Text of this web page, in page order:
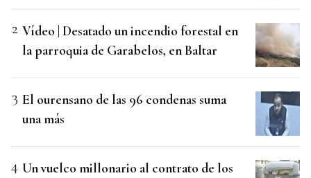
Vídeo | Desatado un incendio forestal en
la parroquia de Garabelos, en Baltar
El ourensano de las 96 condenas suma
una más
Un vuelco millonario al contrato de los